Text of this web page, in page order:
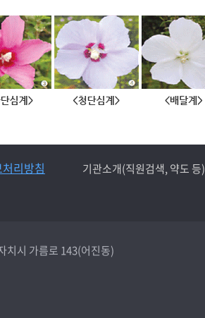
리방침
기관소개(직원검색, 약도 등)
치시 가름로 143(어진동)